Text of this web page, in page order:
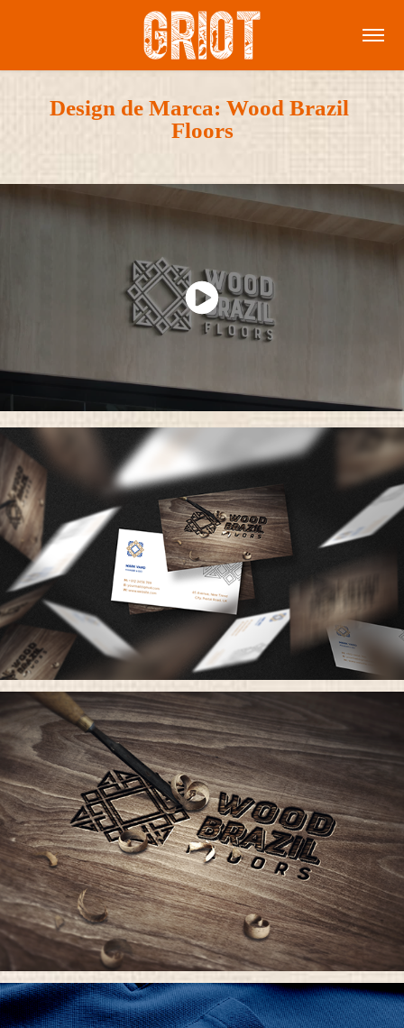
Design de Marca: Wood Brazil
Floors